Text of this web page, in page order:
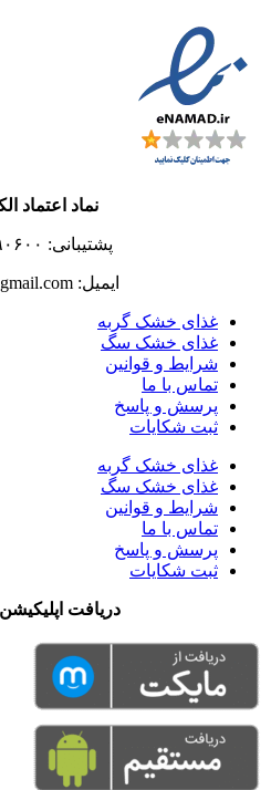
نماد اعتماد
پشتیبانی: ۰۹۱۰۸۲۹۰۶۰۰
ایمیل: petzip.ir@gmail.com
غذای خشک گربه
غذای خشک سگ
شرایط و قوانین
تماس با ما
پرسش و پاسخ
ثبت شکایات
غذای خشک گربه
غذای خشک سگ
شرایط و قوانین
تماس با ما
پرسش و پاسخ
ثبت شکایات
دریافت